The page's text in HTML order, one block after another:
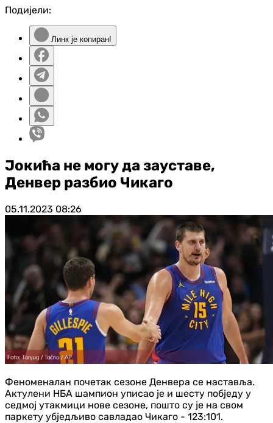
Подијели:
Линк је копиран!
Јокића не могу да зауставе,
Денвер разбио Чикаго
05.11.2023 08:26
Феноменалан почетак сезоне Денвера се наставља.
Актулени НБА шампион уписао је и шесту побједу у
седмој утакмици нове сезоне, пошто су је на свом
паркету убједљиво савладао Чикаго - 123:101.